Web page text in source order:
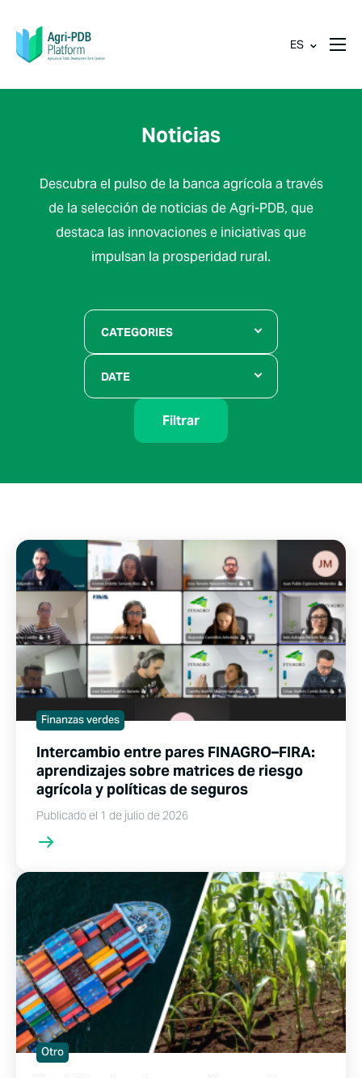
ES
Noticias
Descubra el pulso de la banca agrícola a través
de la selección de noticias de Agri-PDB, que
destaca las innovaciones e iniciativas que
impulsan la prosperidad rural.
CATEGORIES
DATE
Filtrar
Finanzas verdes
Intercambio entre pares FINAGRO–FIRA:
aprendizajes sobre matrices de riesgo
agrícola y políticas de seguros
Publicado el 1 de julio de 2026
Otro